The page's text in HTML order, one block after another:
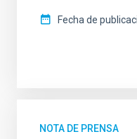
Fecha de
NOTA DE PRENSA